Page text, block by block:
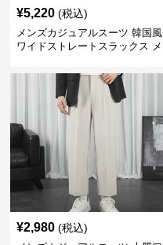
¥5,220 (税込)
メンズカジュアルスーツ 韓国風
ワイドストレートスラックス メ
¥2,980 (税込)